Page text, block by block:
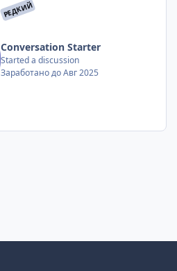
РЕДКИЙ
Conversation Starter
Started a discussion
Заработано до Авг 2025